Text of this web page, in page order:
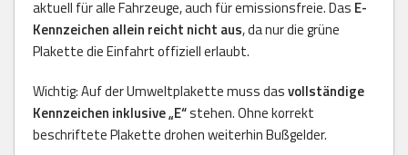
aktuell für alle Fahrzeuge, auch für emissionsfreie. Das E-
Kennzeichen allein reicht nicht aus, da nur die grüne
Plakette die Einfahrt offiziell erlaubt.
Wichtig: Auf der Umweltplakette muss dasvollständige
Kennzeichen inklusive „E“stehen. Ohne korrekt
beschriftete Plakette drohen weiterhin Bußgelder.